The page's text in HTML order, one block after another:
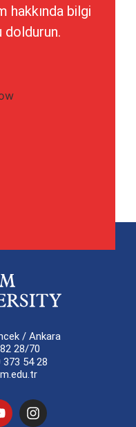
hakkında bilgi
doldurun.
/ Ankara
28/70
54 28